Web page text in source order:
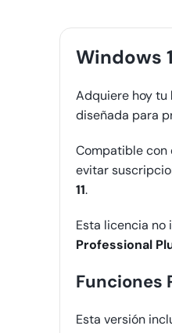
Windows
Adquiere hoy tu
diseñada para
Compatible con
evitar
11.
Esta licencia no
Professional
Funciones
Esta versión